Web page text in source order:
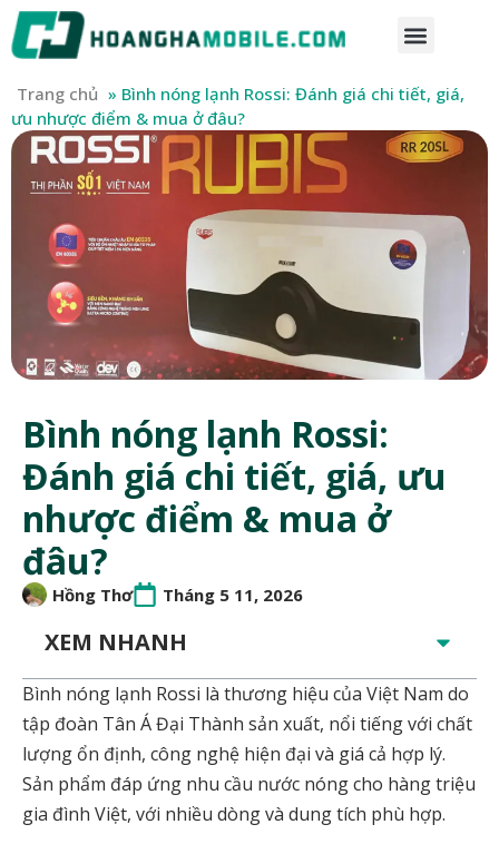
Trang chủ » Bình nóng lạnh Rossi: Đánh giá chi tiết, giá,
ưu nhược điểm & mua ở đâu?
Bình nóng lạnh Rossi:
Đánh giá chi tiết, giá, ưu
nhược điểm & mua ở
đâu?
Hồng Thơ Tháng 5 11, 2026
XEM NHANH
Bình nóng lạnh Rossi là thương hiệu của Việt Nam do
tập đoàn Tân Á Đại Thành sản xuất, nổi tiếng với chất
lượng ổn định, công nghệ hiện đại và giá cả hợp lý.
Sản phẩm đáp ứng nhu cầu nước nóng cho hàng triệu
gia đình Việt, với nhiều dòng và dung tích phù hợp.